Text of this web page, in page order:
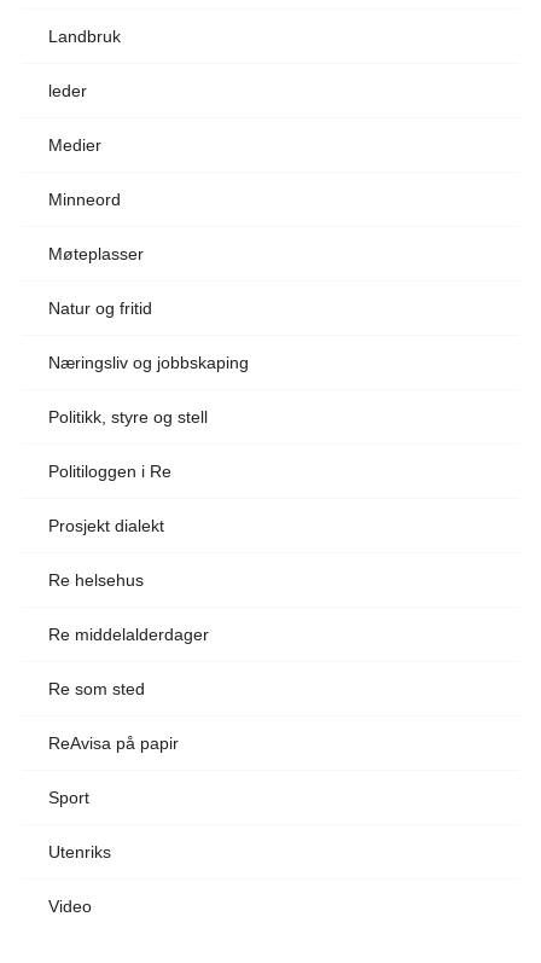
Landbruk
leder
Medier
Minneord
Møteplasser
Natur og fritid
Næringsliv og jobbskaping
Politikk, styre og stell
Politiloggen i Re
Prosjekt dialekt
Re helsehus
Re middelalderdager
Re som sted
ReAvisa på papir
Sport
Utenriks
Video